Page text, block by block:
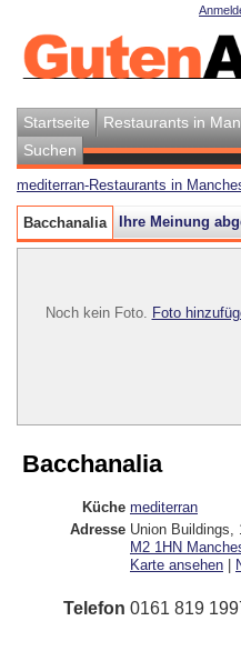
Startseite Restaurants in
Suchen
mediterran-Restaurants in
Bacchanalia Ihre Meinung
Noch kein Foto. Foto
Bacchanalia
Küche mediterran
Adresse Union Buildings,
M2 1HN
Karte ansehen |
Telefon 0161 819